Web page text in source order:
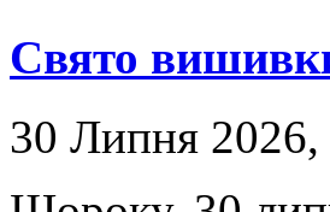
Свято
30 Липня 2026,